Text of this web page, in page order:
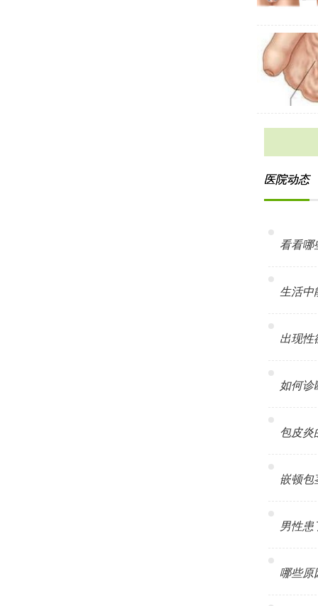
医院动态
看看哪
生活中
出现性
如何诊
包皮炎
嵌顿包
男性患
哪些原